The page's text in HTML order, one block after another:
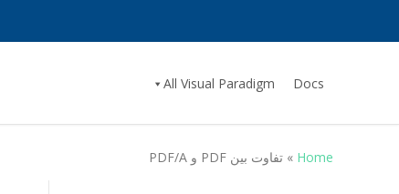
Docs
All Visual Paradigm
Home
» تفاوت بین PDF و PDF/A